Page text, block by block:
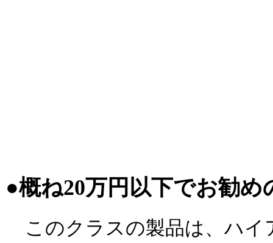
●概ね20万円以下でお勧
このクラスの製品は、ハイ